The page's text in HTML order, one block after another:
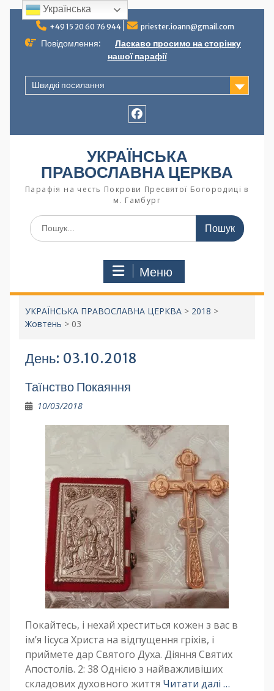
+49 15 20 60 76 944 priester.ioann@gmail.com
Повідомлення:
Ласкаво просимо на сторінку
нашої парафії
Швидкі посилання
УКРАЇНСЬКА
ПРАВОСЛАВНА ЦЕРКВА
Парафія на честь Покрови Пресвятої Богородиці в
м. Гамбург
Меню
УКРАЇНСЬКА ПРАВОСЛАВНА ЦЕРКВА> 2018 >
Жовтень > 03
День: 03.10.2018
Таїнство Покаяння
10/03/2018
Покайтесь, і нехай хреститься кожен з вас в
ім’я Іісуса Христа на відпущення гріхів, і
приймете дар Святого Духа. Діяння Святих
Апостолів. 2: 38 Однією з найважливіших
складових духовного життя Читати далі …
Українська